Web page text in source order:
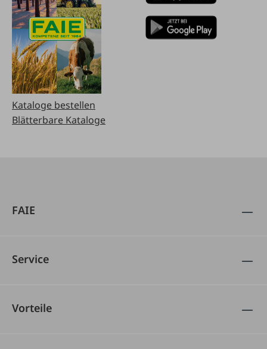
Kataloge bestellen
Blätterbare Kataloge
FAIE
Service
Vorteile